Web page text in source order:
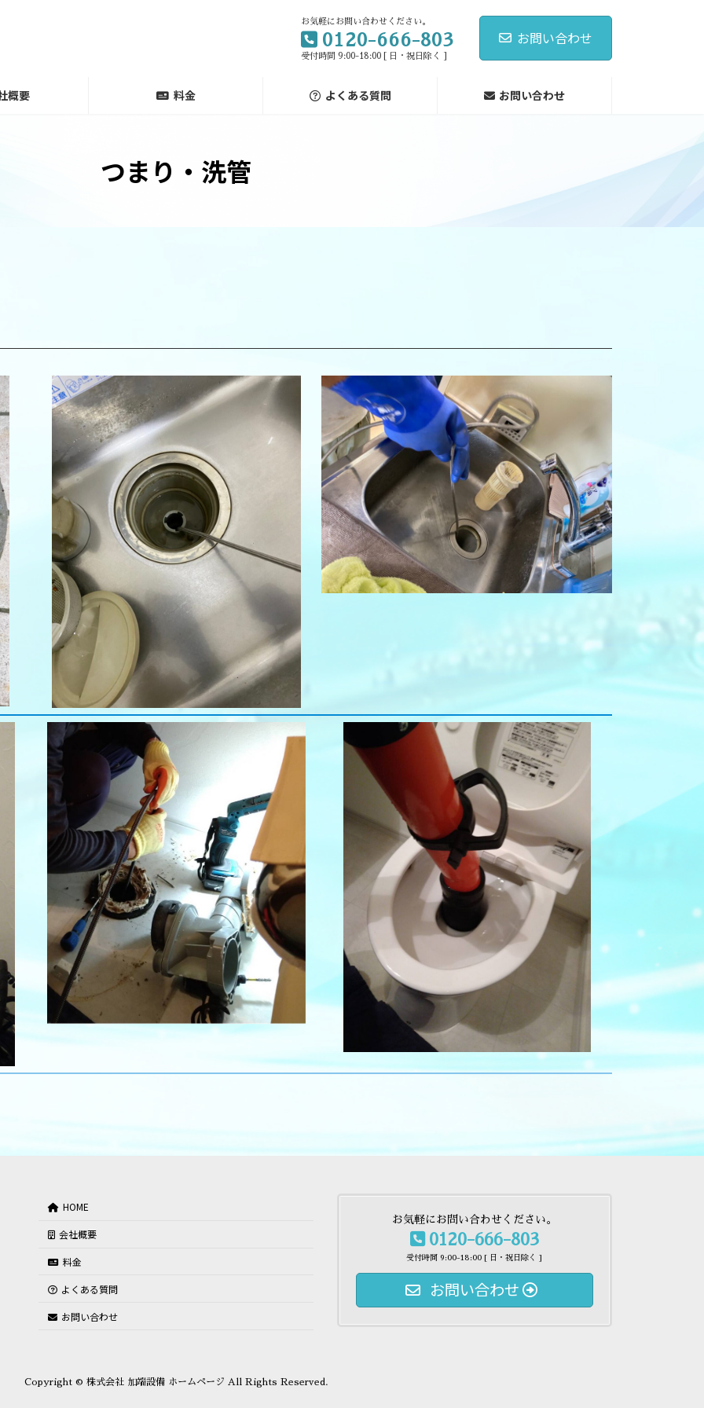
お気軽にお問い合わせください。
0120-666-803
受付時間 9:00-18:00 [ 日・祝日除く ]
お問い合わせ
概要 料金 よくある質問 お問い合わせ
つまり・洗管
HOME
会社概要
料金
よくある質問
お問い合わせ
お気軽にお問い合わせください。
0120-666-803
受付時間 9:00-18:00 [ 日・祝日除く ]
お問い合わせ
Copyright © 株式会社 加端設備 ホームページ All Rights Reserved.